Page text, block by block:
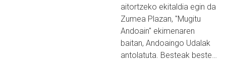
aitortzeko ekitaldia egin da
Zumea Plazan, "Mugitu
Andoain" ekimenaren
baitan, Andoaingo Udalak
antolatuta. Besteak beste…